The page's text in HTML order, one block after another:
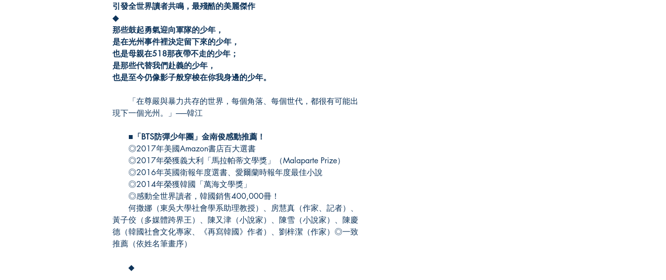
引發全世界讀者共鳴，最殘酷的美麗傑作
◆
那些鼓起勇氣迎向軍隊的少年，
是在光州事件裡決定留下來的少年，
也是母親在518那夜帶不走的少年；
是那些代替我們赴義的少年，
也是至今仍像影子般穿梭在你我身邊的少年。
「在尊嚴與暴力共存的世界，每個角落、每個世代，都很有可能出
現下一個光州。」──韓江
■「BTS防彈少年團」金南俊感動推薦！
◎2017年美國Amazon書店百大選書
◎2017年榮獲義大利「馬拉帕蒂文學獎」（Malaparte Prize）
◎2016年英國衛報年度選書、愛爾蘭時報年度最佳小說
◎2014年榮獲韓國「萬海文學獎」
◎感動全世界讀者，韓國銷售400,000冊！
何撒娜（東吳大學社會學系助理教授）、房慧真（作家、記者）、
黃子佼（多媒體跨界王）、陳又津（小說家）、陳雪（小說家）、陳慶
德（韓國社會文化專家、《再寫韓國》作者）、劉梓潔（作家）◎一致
推薦（依姓名筆畫序）
◆